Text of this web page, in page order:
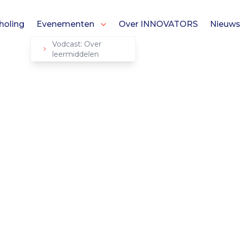
Evenementen
Vodcast: Over
leermiddelen
Over INNOVATORS Nieuws